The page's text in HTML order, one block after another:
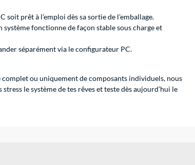
prêt à l’emploi dès sa sortie de l’emballage.
fonctionne de façon stable sous charge et
séparément via le configurateur PC.
ou uniquement de composants individuels, nous
le système de tes rêves et teste dès aujourd’hui le